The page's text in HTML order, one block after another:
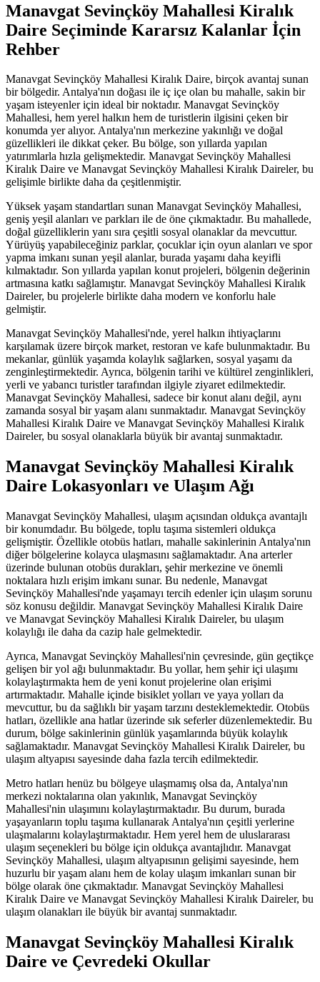
Manavgat Sevinçköy Mahallesi Kiralık
Daire Seçiminde Kararsız Kalanlar İçin
Rehber
Manavgat Sevinçköy Mahallesi Kiralık Daire, birçok avantaj sunan
bir bölgedir. Antalya'nın doğası ile iç içe olan bu mahalle, sakin bir
yaşam isteyenler için ideal bir noktadır. Manavgat Sevinçköy
Mahallesi, hem yerel halkın hem de turistlerin ilgisini çeken bir
konumda yer alıyor. Antalya'nın merkezine yakınlığı ve doğal
güzellikleri ile dikkat çeker. Bu bölge, son yıllarda yapılan
yatırımlarla hızla gelişmektedir. Manavgat Sevinçköy Mahallesi
Kiralık Daire ve Manavgat Sevinçköy Mahallesi Kiralık Daireler, bu
gelişimle birlikte daha da çeşitlenmiştir.
Yüksek yaşam standartları sunan Manavgat Sevinçköy Mahallesi,
geniş yeşil alanları ve parkları ile de öne çıkmaktadır. Bu mahallede,
doğal güzelliklerin yanı sıra çeşitli sosyal olanaklar da mevcuttur.
Yürüyüş yapabileceğiniz parklar, çocuklar için oyun alanları ve spor
yapma imkanı sunan yeşil alanlar, burada yaşamı daha keyifli
kılmaktadır. Son yıllarda yapılan konut projeleri, bölgenin değerinin
artmasına katkı sağlamıştır. Manavgat Sevinçköy Mahallesi Kiralık
Daireler, bu projelerle birlikte daha modern ve konforlu hale
gelmiştir.
Manavgat Sevinçköy Mahallesi'nde, yerel halkın ihtiyaçlarını
karşılamak üzere birçok market, restoran ve kafe bulunmaktadır. Bu
mekanlar, günlük yaşamda kolaylık sağlarken, sosyal yaşamı da
zenginleştirmektedir. Ayrıca, bölgenin tarihi ve kültürel zenginlikleri,
yerli ve yabancı turistler tarafından ilgiyle ziyaret edilmektedir.
Manavgat Sevinçköy Mahallesi, sadece bir konut alanı değil, aynı
zamanda sosyal bir yaşam alanı sunmaktadır. Manavgat Sevinçköy
Mahallesi Kiralık Daire ve Manavgat Sevinçköy Mahallesi Kiralık
Daireler, bu sosyal olanaklarla büyük bir avantaj sunmaktadır.
Manavgat Sevinçköy Mahallesi Kiralık
Daire Lokasyonları ve Ulaşım Ağı
Manavgat Sevinçköy Mahallesi, ulaşım açısından oldukça avantajlı
bir konumdadır. Bu bölgede, toplu taşıma sistemleri oldukça
gelişmiştir. Özellikle otobüs hatları, mahalle sakinlerinin Antalya'nın
diğer bölgelerine kolayca ulaşmasını sağlamaktadır. Ana arterler
üzerinde bulunan otobüs durakları, şehir merkezine ve önemli
noktalara hızlı erişim imkanı sunar. Bu nedenle, Manavgat
Sevinçköy Mahallesi'nde yaşamayı tercih edenler için ulaşım sorunu
söz konusu değildir. Manavgat Sevinçköy Mahallesi Kiralık Daire
ve Manavgat Sevinçköy Mahallesi Kiralık Daireler, bu ulaşım
kolaylığı ile daha da cazip hale gelmektedir.
Ayrıca, Manavgat Sevinçköy Mahallesi'nin çevresinde, gün geçtikçe
gelişen bir yol ağı bulunmaktadır. Bu yollar, hem şehir içi ulaşımı
kolaylaştırmakta hem de yeni konut projelerine olan erişimi
artırmaktadır. Mahalle içinde bisiklet yolları ve yaya yolları da
mevcuttur, bu da sağlıklı bir yaşam tarzını desteklemektedir. Otobüs
hatları, özellikle ana hatlar üzerinde sık seferler düzenlemektedir. Bu
durum, bölge sakinlerinin günlük yaşamlarında büyük kolaylık
sağlamaktadır. Manavgat Sevinçköy Mahallesi Kiralık Daireler, bu
ulaşım altyapısı sayesinde daha fazla tercih edilmektedir.
Metro hatları henüz bu bölgeye ulaşmamış olsa da, Antalya'nın
merkezi noktalarına olan yakınlık, Manavgat Sevinçköy
Mahallesi'nin ulaşımını kolaylaştırmaktadır. Bu durum, burada
yaşayanların toplu taşıma kullanarak Antalya'nın çeşitli yerlerine
ulaşmalarını kolaylaştırmaktadır. Hem yerel hem de uluslararası
ulaşım seçenekleri bu bölge için oldukça avantajlıdır. Manavgat
Sevinçköy Mahallesi, ulaşım altyapısının gelişimi sayesinde, hem
huzurlu bir yaşam alanı hem de kolay ulaşım imkanları sunan bir
bölge olarak öne çıkmaktadır. Manavgat Sevinçköy Mahallesi
Kiralık Daire ve Manavgat Sevinçköy Mahallesi Kiralık Daireler, bu
ulaşım olanakları ile büyük bir avantaj sunmaktadır.
Manavgat Sevinçköy Mahallesi Kiralık
Daire ve Çevredeki Okullar